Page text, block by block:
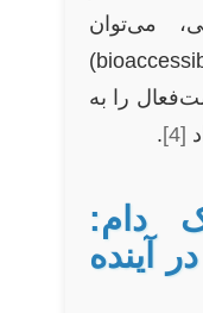
می‌توان
قابلیت بیولوژیکی (bioaccessibility)
را به
[4]
.
دام:
آینده